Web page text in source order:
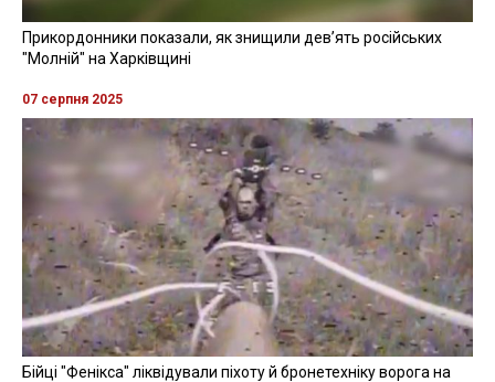
Прикордонники показали, як знищили девʼять російських
"Молній" на Харківщині
07 серпня 2025
Бійці "Фенікса" ліквідували піхоту й бронетехніку ворога на